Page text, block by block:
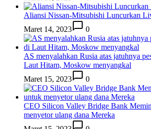
Aliansi Nissan-Mitsubishi Luncurkan
Maret 14, 2023
0
AS menyalahkan Rusia atas jatuhnya
Laut Hitam, Moskow menyangkal
Maret 15, 2023
0
CEO Silicon Valley Bridge Bank
menyetor ulang dana Mereka